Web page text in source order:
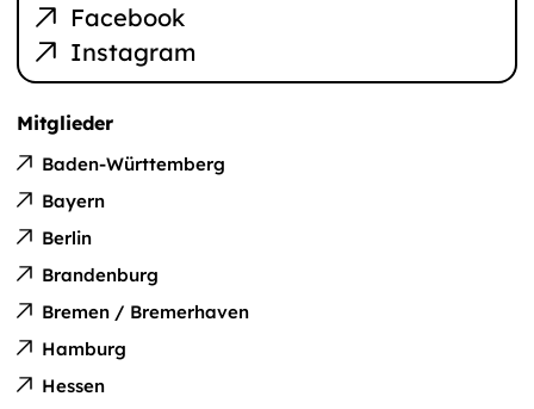
Facebook
Instagram
Mitglieder
Baden-Württemberg
Bayern
Berlin
Brandenburg
Bremen / Bremerhaven
Hamburg
Hessen